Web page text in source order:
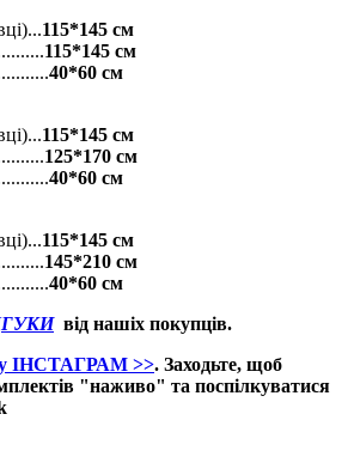
115*145 см
115*145 см
40*60 см
115*145 см
125*170 см
40*60 см
115*145 см
145*210 см
40*60 см
від нашіх покупців.
ІНСТАГРАМ >>. Заходьте, щоб
"наживо" та поспілкуватися